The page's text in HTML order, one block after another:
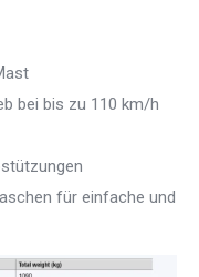
bei bis zu 110 km/h
für einfache und